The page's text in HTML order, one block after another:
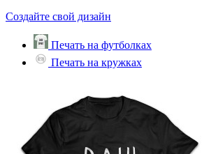
Создайте свой дизайн
Печать на футболках
Печать на кружках